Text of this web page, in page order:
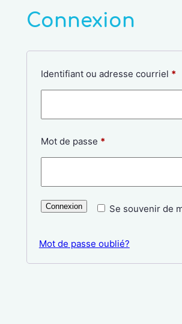
Connexion
Identifiant ou adresse courriel *
Mot de passe *Obligatoire
Se souvenir de
Connexion
Mot de passe oublié?